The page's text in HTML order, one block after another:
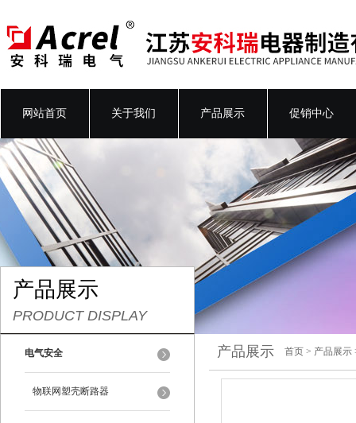
网站首页 关于我们 产品展示 促销中心
产品展示
PRODUCT DISPLAY
电气安全
物联网塑壳断路器
产品展示 首页 > 产品展示